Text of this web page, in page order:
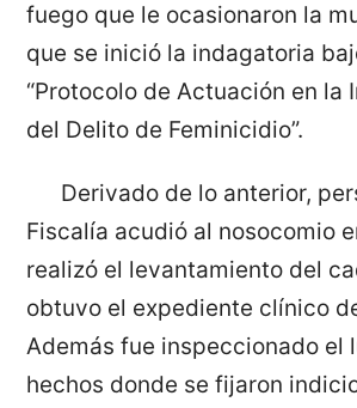
fuego que le ocasionaron la
que se inició la indagatoria
“Protocolo de Actuación en la
del Delito de Feminicidio”.
Derivado de lo anterior,
Fiscalía acudió al nosocomio
realizó el levantamiento del
obtuvo el expediente clínico
Además fue inspeccionado el
hechos donde se fijaron